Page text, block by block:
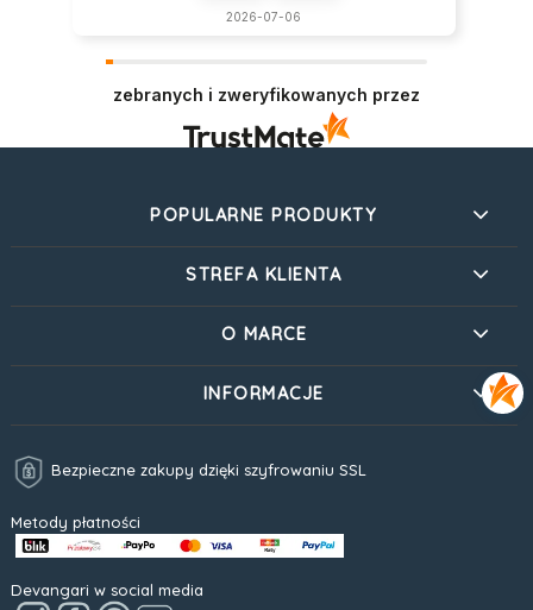
2026-07-06
zebranych i zweryfikowanych przez
POPULARNE PRODUKTY
STREFA KLIENTA
O MARCE
INFORMACJE
Bezpieczne zakupy dzięki szyfrowaniu SSL
Metody płatności
Devangari w social media